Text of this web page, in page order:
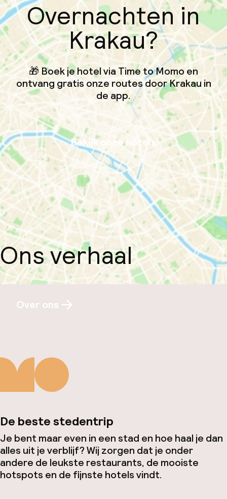
Overnachten in
Krakau?
🎁 Boek je hotel via Time to Momo en
ontvang gratis onze routes door Krakau in
de app.
Bekijk onze hotels
Ons verhaal
Over ons
De beste stedentrip
Je bent maar even in een stad en hoe haal je dan
alles uit je verblijf? Wij zorgen dat je onder
andere de leukste restaurants, de mooiste
hotspots en de fijnste hotels vindt.